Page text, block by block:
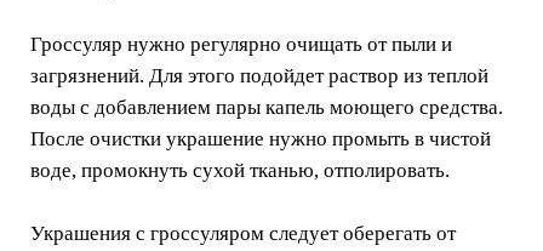
Гроссуляр нужно регулярно очищать от пыли и
загрязнений. Для этого подойдет раствор из теплой
воды с добавлением пары капель моющего средства.
После очистки украшение нужно промыть в чистой
воде, промокнуть сухой тканью, отполировать.
Украшения с гроссуляром следует оберегать от